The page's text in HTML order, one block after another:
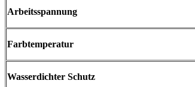
Arbeitsspannung
Farbtemperatur
Wasserdichter Schutz